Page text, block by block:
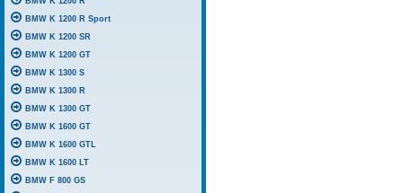
BMW K 1200 R Sport
BMW K 1200 SR
BMW K 1200 GT
BMW K 1300 S
BMW K 1300 R
BMW K 1300 GT
BMW K 1600 GT
BMW K 1600 GTL
BMW K 1600 LT
BMW F 800 GS